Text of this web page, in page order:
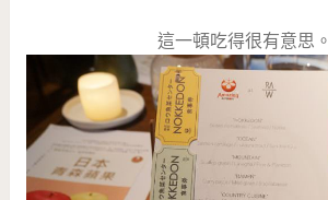
這一頓吃得很有意思。